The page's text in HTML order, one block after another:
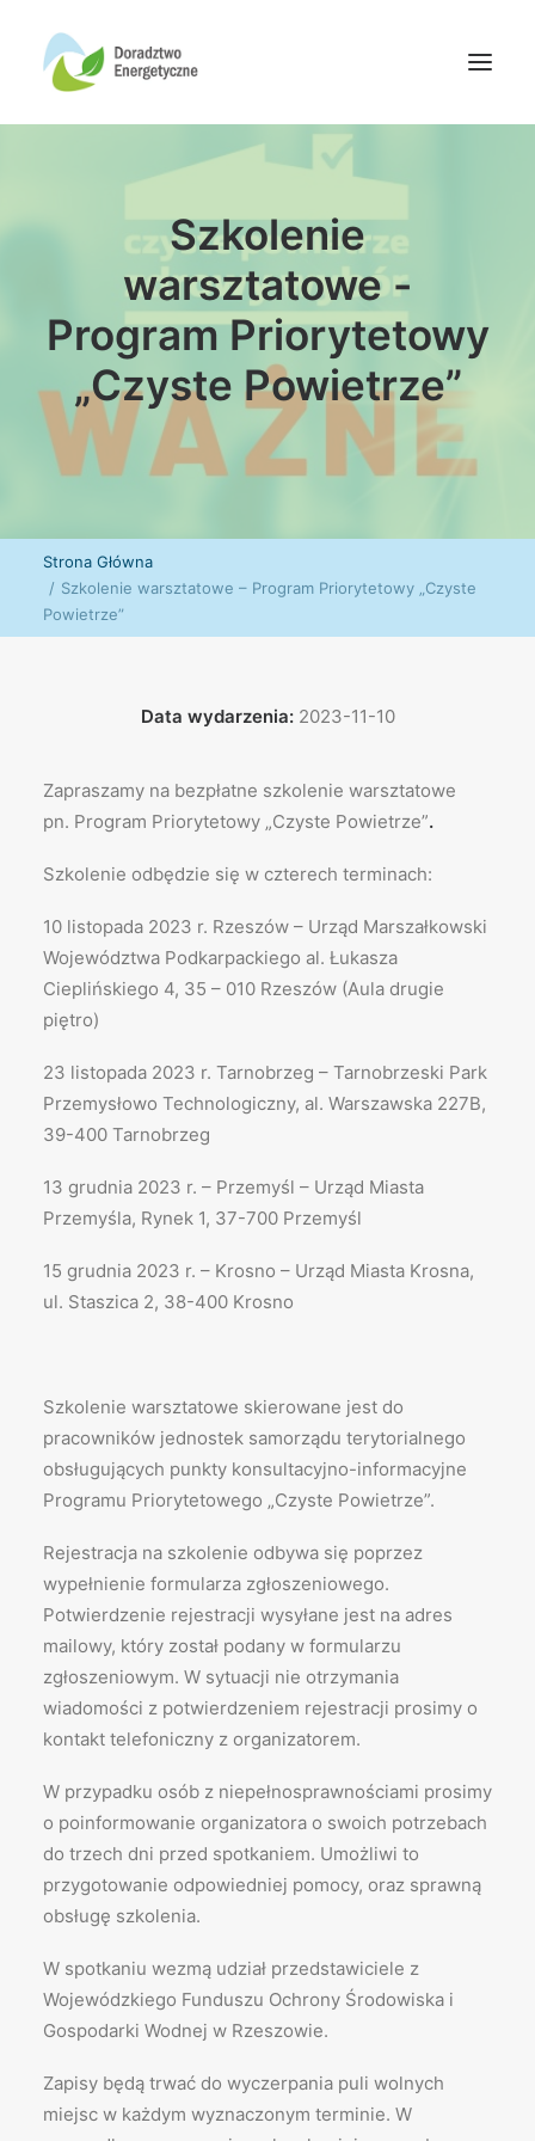
Oferta finansowania
Wiedza
Kontakt
Szkolenie
warsztatowe -
Program Priorytetowy
„Czyste Powietrze”
Strona Główna
Szkolenie warsztatowe – Program Priorytetowy „Czyste
Powietrze”
Data wydarzenia:2023-11-10
Zapraszamy na bezpłatne szkolenie warsztatowe
pn. Program Priorytetowy „Czyste Powietrze”.
Szkolenie odbędzie się w czterech terminach:
10 listopada 2023 r. Rzeszów – Urząd Marszałkowski
Województwa Podkarpackiego al. Łukasza
Cieplińskiego 4, 35 – 010 Rzeszów (Aula drugie
piętro)
23 listopada 2023 r. Tarnobrzeg – Tarnobrzeski Park
Przemysłowo Technologiczny, al. Warszawska 227B,
39-400 Tarnobrzeg
13 grudnia 2023 r. – Przemyśl – Urząd Miasta
Przemyśla, Rynek 1, 37-700 Przemyśl
15 grudnia 2023 r. – Krosno – Urząd Miasta Krosna,
ul. Staszica 2, 38-400 Krosno
Szkolenie warsztatowe skierowane jest do
pracowników jednostek samorządu terytorialnego
obsługujących punkty konsultacyjno-informacyjne
Programu Priorytetowego „Czyste Powietrze”.
Rejestracja na szkolenie odbywa się poprzez
wypełnienie formularza zgłoszeniowego.
Potwierdzenie rejestracji wysyłane jest na adres
mailowy, który został podany w formularzu
zgłoszeniowym. W sytuacji nie otrzymania
wiadomości z potwierdzeniem rejestracji prosimy o
kontakt telefoniczny z organizatorem.
W przypadku osób z niepełnosprawnościami prosimy
o poinformowanie organizatora o swoich potrzebach
do trzech dni przed spotkaniem. Umożliwi to
przygotowanie odpowiedniej pomocy, oraz sprawną
obsługę szkolenia.
W spotkaniu wezmą udział przedstawiciele z
Wojewódzkiego Funduszu Ochrony Środowiska i
Gospodarki Wodnej w Rzeszowie.
Zapisy będą trwać do wyczerpania puli wolnych
miejsc w każdym wyznaczonym terminie. W